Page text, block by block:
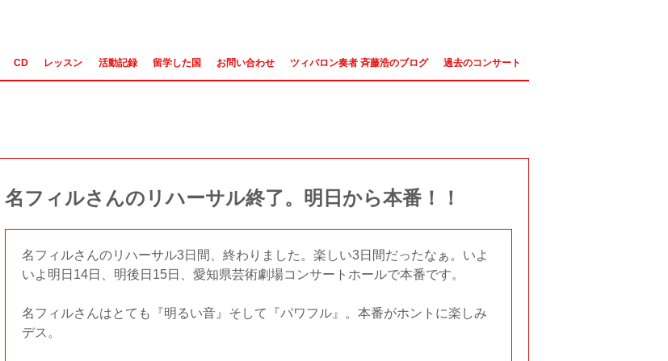
CD レッスン 活動記録 留学した国 お問い合わせ ツィバロン奏者 斉藤浩のブログ 過去のコンサート
名フィルさんのリハーサル終了。明日から本番！！
名フィルさんのリハーサル3日間、終わりました。楽しい3日間だったなぁ。いよ
いよ明日14日、明後日15日、愛知県芸術劇場コンサートホールで本番です。
名フィルさんはとても『明るい音』そして『パワフル』。本番がホントに楽しみ
デス。